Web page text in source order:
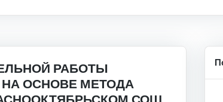
РАБОТЫ
ОСНОВЕ МЕТОДА